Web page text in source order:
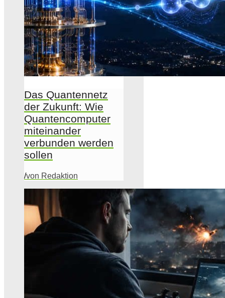
Das Quantennetz
der Zukunft: Wie
Quantencomputer
miteinander
verbunden werden
sollen
/von Redaktion